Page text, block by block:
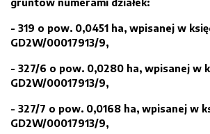
- 319 o pow. 0,0451 ha, wpisanej w
GD2W/00017913/9,
- 327/6 o pow. 0,0280 ha, wpisanej w
GD2W/00017913/9,
- 327/7 o pow. 0,0168 ha, wpisanej w k
GD2W/00017913/9,